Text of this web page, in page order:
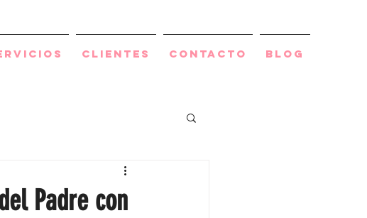
Clientes Contacto BLOG
Padre con